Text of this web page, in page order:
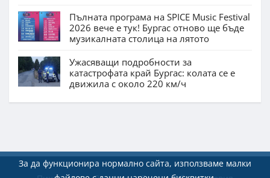
Пълната програма на SPICE Music Festival
2026 вече е тук! Бургас отново ще бъде
музикалната столица на лятото
Ужасяващи подробности за
катастрофата край Бургас: колата се е
движила с около 220 км/ч
За да функционира нормално сайта, използваме малки